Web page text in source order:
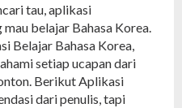
tau, aplikasi
belajar Bahasa Korea.
Belajar Bahasa Korea,
setiap ucapan dari
Berikut Aplikasi
dari penulis, tapi